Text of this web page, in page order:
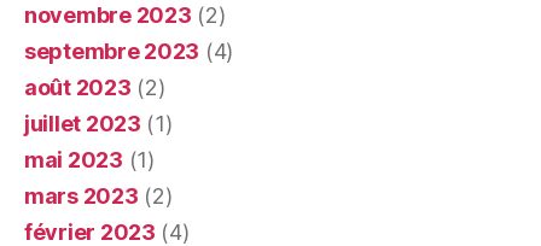
novembre 2023 (2)
septembre 2023 (4)
août 2023 (2)
juillet 2023 (1)
mai 2023 (1)
mars 2023 (2)
février 2023 (4)